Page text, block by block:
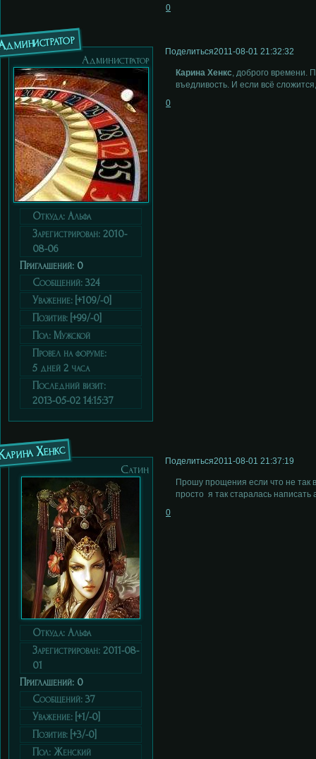
0
Поделиться2011-08-01 21:32:32
Администратор
Откуда: Альфа
Зарегистрирован: 2010-
08-06
Приглашений: 0
Сообщений: 324
Уважение: [+109/-0]
Позитив: [+99/-0]
Пол: Мужской
Провел на форуме:
5 дней 2 часа
Последний визит:
2013-05-02 14:15:37
Карина Хенкс , доброго времени.
въедливость. И если всё
0
Поделиться2011-08-01 21:37:19
Хенкс
Сатин
Откуда: Альфа
Зарегистрирован: 2011-08-
01
Приглашений: 0
Сообщений: 37
Уважение: [+1/-0]
Позитив: [+3/-0]
Пол: Женский
Прошу прощения если что не так
просто я так старалась написать
0